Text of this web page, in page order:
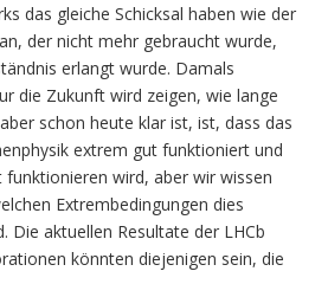
das gleiche Schicksal haben wie der
der nicht mehr gebraucht wurde,
erlangt wurde. Damals
die Zukunft wird zeigen, wie lange
schon heute klar ist, ist, dass das
extrem gut funktioniert und
wird, aber wir wissen
Extrembedingungen dies
Die aktuellen Resultate der LHCb
könnten diejenigen sein, die